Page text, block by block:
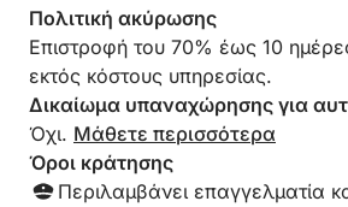
Πολιτική ακύρωσης
Επιστροφή του 70% έως 10
εκτός κόστους υπηρεσίας.
Δικαίωμα υπαναχώρησης για
Όχι. Μάθετε περισσότερα
Όροι κράτησης
Περιλαμβάνει επαγγελματία